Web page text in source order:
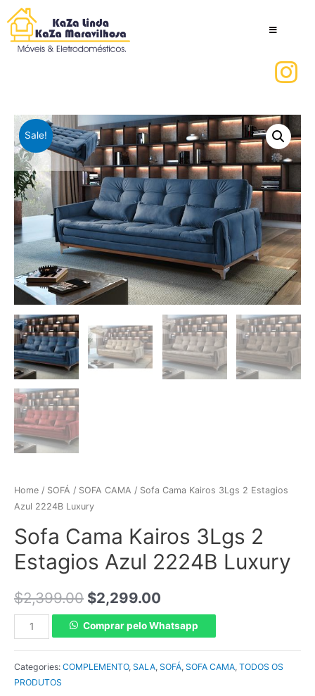
Sale!
Home / SOFÁ / SOFA CAMA / Sofa Cama Kairos 3Lgs 2 Estagios
Azul 2224B Luxury
Sofa Cama Kairos 3Lgs 2
Estagios Azul 2224B Luxury
$2,399.00 $2,299.00
Comprar pelo Whatsapp
Categories: COMPLEMENTO, SALA, SOFÁ, SOFA CAMA, TODOS OS
PRODUTOS